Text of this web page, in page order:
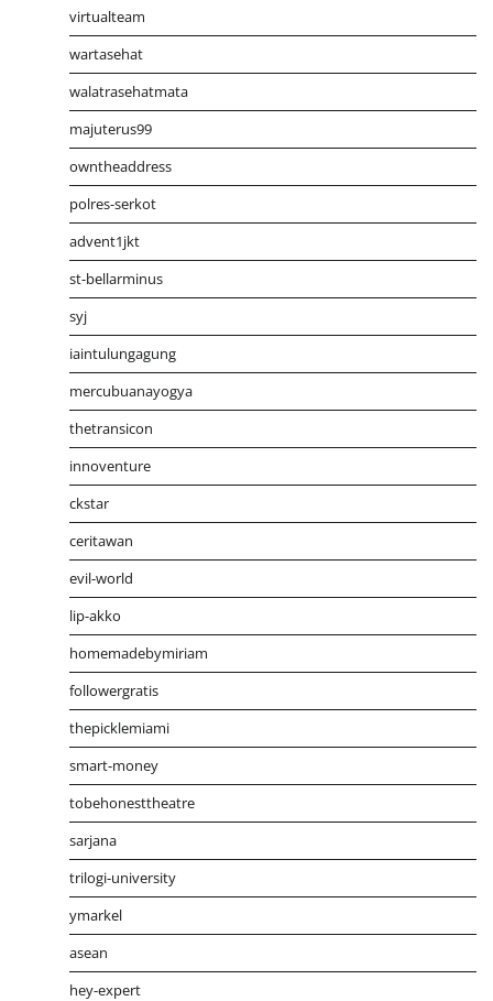
virtualteam
wartasehat
walatrasehatmata
majuterus99
owntheaddress
polres-serkot
advent1jkt
st-bellarminus
syj
iaintulungagung
mercubuanayogya
thetransicon
innoventure
ckstar
ceritawan
evil-world
lip-akko
homemadebymiriam
followergratis
thepicklemiami
smart-money
tobehonesttheatre
sarjana
trilogi-university
ymarkel
asean
hey-expert